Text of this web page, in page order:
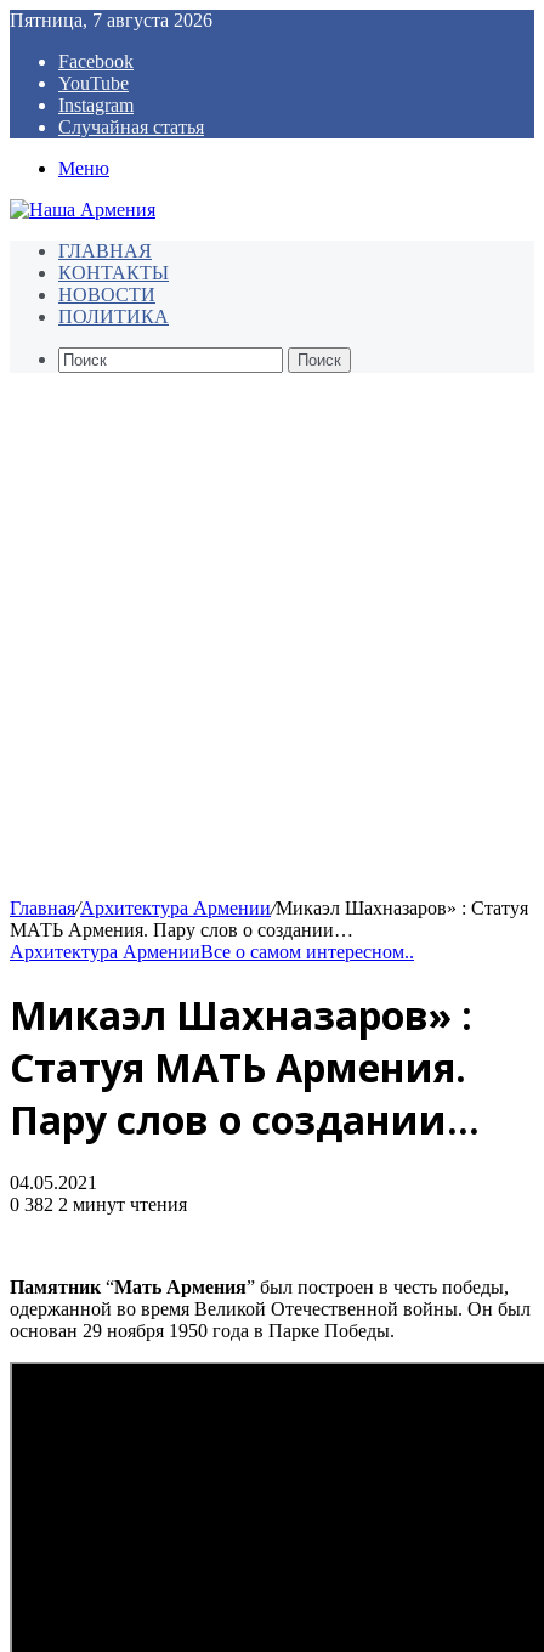
Пятница, 7 августа 2026
Facebook
YouTube
Instagram
Случайная статья
Меню
ГЛАВНАЯ
КОНТАКТЫ
НОВОСТИ
ПОЛИТИКА
Поиск
Главная/Архитектура Армении/Микаэл Шахназаров» : Статуя
МАТЬ Армения. Пару слов о создании…
Архитектура АрменииВсе о самом интересном..
Микаэл Шахназаров» :
Статуя МАТЬ Армения.
Пару слов о создании…
04.05.2021
0 382 2 минут чтения
Памятник “Мать Армения” был построен в честь победы,
одержанной во время Великой Отечественной войны. Он был
основан 29 ноября 1950 года в Парке Победы.